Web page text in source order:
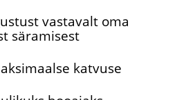
vastavalt oma
säramisest
katvuse